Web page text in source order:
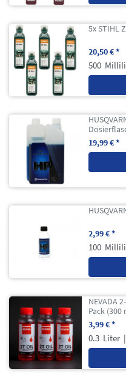
5x STIHL
20,50 € *
500
19,99 € *
2,99 € *
100
NEVADA
Pack (300
3,99 € *
0.3 Liter